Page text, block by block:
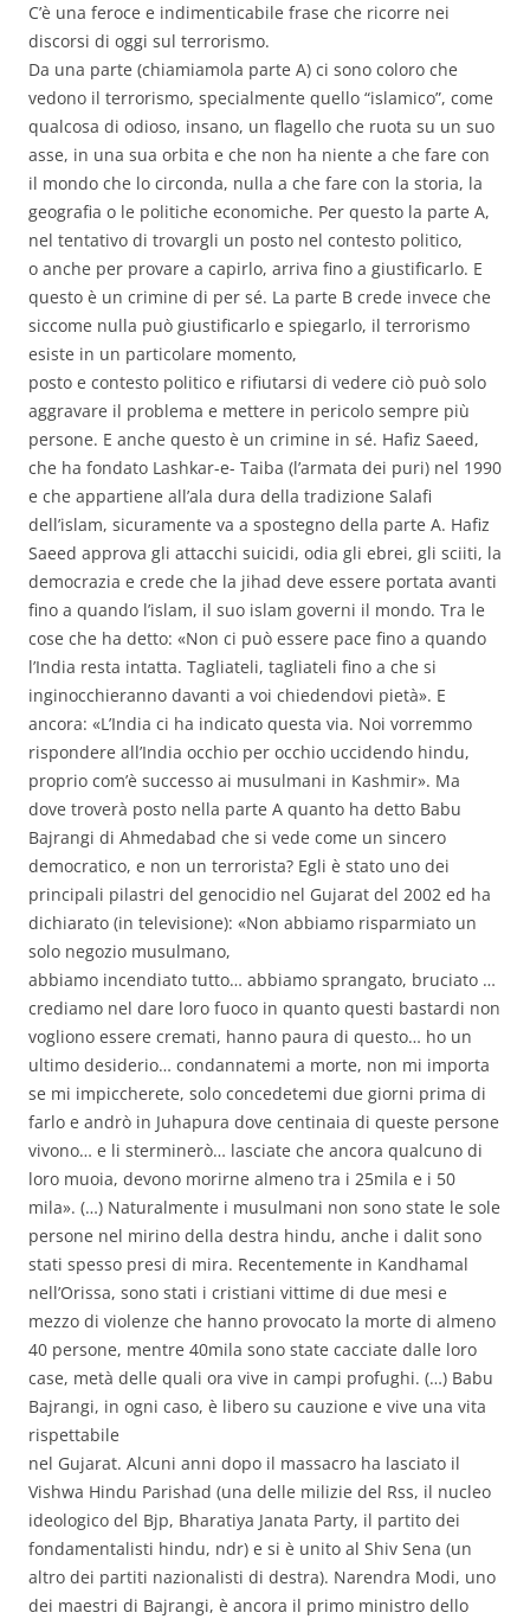
C’è una feroce e indimenticabile frase che ricorre nei
discorsi di oggi sul terrorismo.
Da una parte (chiamiamola parte A) ci sono coloro che
vedono il terrorismo, specialmente quello “islamico”, come
qualcosa di odioso, insano, un flagello che ruota su un suo
asse, in una sua orbita e che non ha niente a che fare con
il mondo che lo circonda, nulla a che fare con la storia, la
geografia o le politiche economiche. Per questo la parte A,
nel tentativo di trovargli un posto nel contesto politico,
o anche per provare a capirlo, arriva fino a giustificarlo. E
questo è un crimine di per sé. La parte B crede invece che
siccome nulla può giustificarlo e spiegarlo, il terrorismo
esiste in un particolare momento,
posto e contesto politico e rifiutarsi di vedere ciò può solo
aggravare il problema e mettere in pericolo sempre più
persone. E anche questo è un crimine in sé. Hafiz Saeed,
che ha fondato Lashkar-e- Taiba (l’armata dei puri) nel 1990
e che appartiene all’ala dura della tradizione Salafi
dell’islam, sicuramente va a spostegno della parte A. Hafiz
Saeed approva gli attacchi suicidi, odia gli ebrei, gli sciiti, la
democrazia e crede che la jihad deve essere portata avanti
fino a quando l’islam, il suo islam governi il mondo. Tra le
cose che ha detto: «Non ci può essere pace fino a quando
l’India resta intatta. Tagliateli, tagliateli fino a che si
inginocchieranno davanti a voi chiedendovi pietà». E
ancora: «L’India ci ha indicato questa via. Noi vorremmo
rispondere all’India occhio per occhio uccidendo hindu,
proprio com’è successo ai musulmani in Kashmir». Ma
dove troverà posto nella parte A quanto ha detto Babu
Bajrangi di Ahmedabad che si vede come un sincero
democratico, e non un terrorista? Egli è stato uno dei
principali pilastri del genocidio nel Gujarat del 2002 ed ha
dichiarato (in televisione): «Non abbiamo risparmiato un
solo negozio musulmano,
abbiamo incendiato tutto… abbiamo sprangato, bruciato …
crediamo nel dare loro fuoco in quanto questi bastardi non
vogliono essere cremati, hanno paura di questo… ho un
ultimo desiderio… condannatemi a morte, non mi importa
se mi impiccherete, solo concedetemi due giorni prima di
farlo e andrò in Juhapura dove centinaia di queste persone
vivono… e li sterminerò… lasciate che ancora qualcuno di
loro muoia, devono morirne almeno tra i 25mila e i 50
mila». (…) Naturalmente i musulmani non sono state le sole
persone nel mirino della destra hindu, anche i dalit sono
stati spesso presi di mira. Recentemente in Kandhamal
nell’Orissa, sono stati i cristiani vittime di due mesi e
mezzo di violenze che hanno provocato la morte di almeno
40 persone, mentre 40mila sono state cacciate dalle loro
case, metà delle quali ora vive in campi profughi. (…) Babu
Bajrangi, in ogni caso, è libero su cauzione e vive una vita
rispettabile
nel Gujarat. Alcuni anni dopo il massacro ha lasciato il
Vishwa Hindu Parishad (una delle milizie del Rss, il nucleo
ideologico del Bjp, Bharatiya Janata Party, il partito dei
fondamentalisti hindu, ndr) e si è unito al Shiv Sena (un
altro dei partiti nazionalisti di destra). Narendra Modi, uno
dei maestri di Bajrangi, è ancora il primo ministro dello